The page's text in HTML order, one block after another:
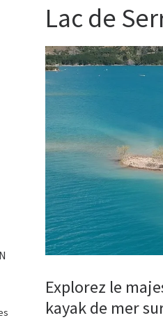
à
Lac de
Explorez le
kayak de mer